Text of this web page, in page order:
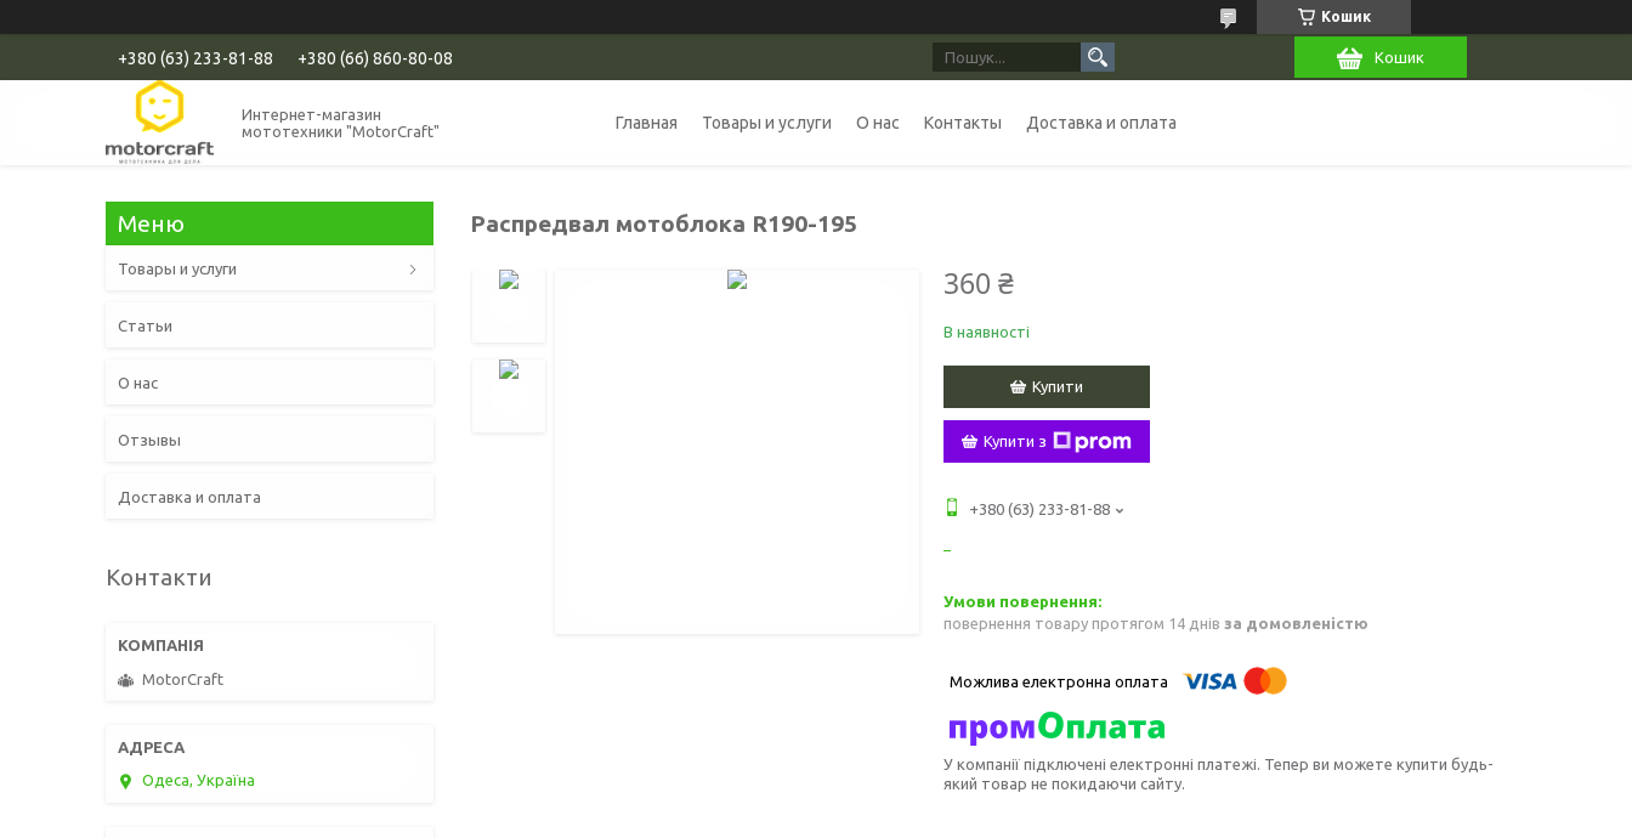
Кошик
+380 (63) 233-81-88 +380 (66) 860-80-08 Кошик
Интернет-магазин
мототехники "MotorCraft"
Главная Товары и услуги О нас Контакты Доставка и оплата
Распредвал мотоблока R190-195
360 ₴
В наявності
Купити
Купити з
+380 (63) 233-81-88
повернення товару протягом 14 днів за домовленістю
У компанії підключені електронні платежі. Тепер ви можете купити будь-
який товар не покидаючи сайту.
Товары и услуги
Статьи
О нас
Отзывы
Доставка и оплата
Контакти
MotorCraft
Одеса, Україна